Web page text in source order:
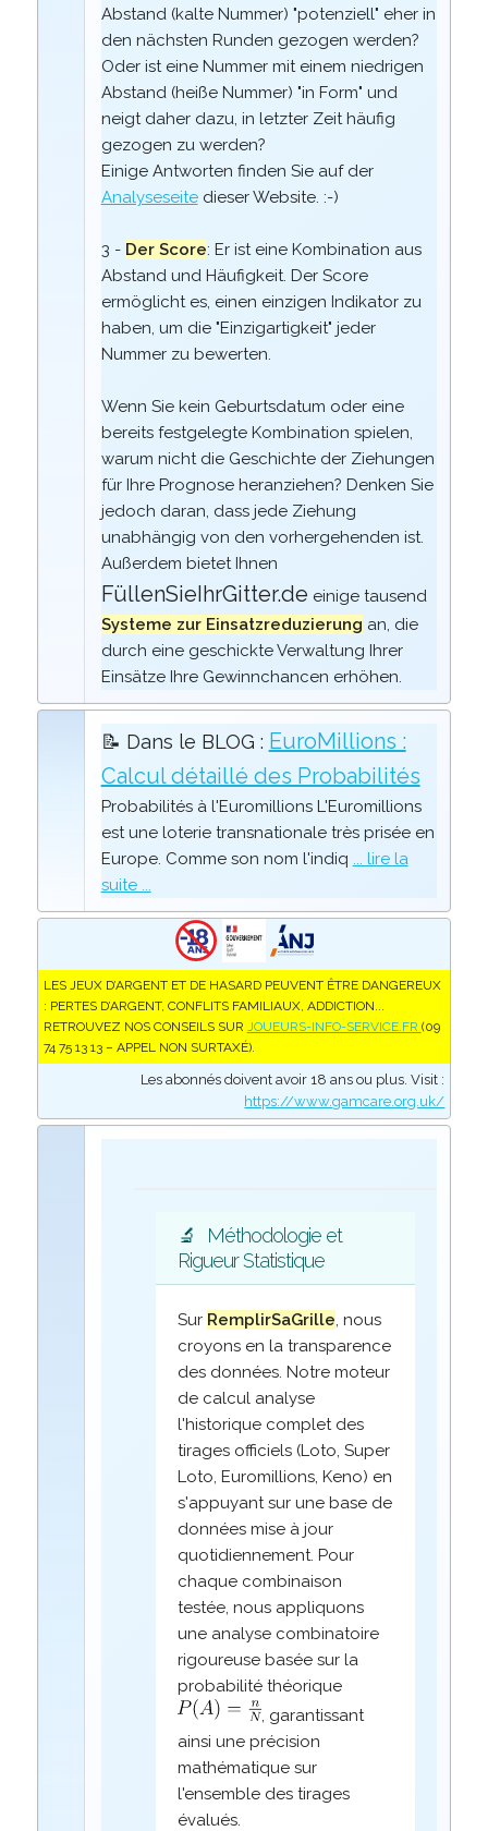
Abstand (kalte Nummer) "potenziell" eher in
den nächsten Runden gezogen werden?
Oder ist eine Nummer mit einem niedrigen
Abstand (heiße Nummer) "in Form" und
neigt daher dazu, in letzter Zeit häufig
gezogen zu werden?
Einige Antworten finden Sie auf der
Analyseseitedieser Website. :-)
3 - Der Score: Er ist eine Kombination aus
Abstand und Häufigkeit. Der Score
ermöglicht es, einen einzigen Indikator zu
haben, um die "Einzigartigkeit" jeder
Nummer zu bewerten.
Wenn Sie kein Geburtsdatum oder eine
bereits festgelegte Kombination spielen,
warum nicht die Geschichte der Ziehungen
für Ihre Prognose heranziehen? Denken Sie
jedoch daran, dass jede Ziehung
unabhängig von den vorhergehenden ist.
Außerdem bietet Ihnen
FüllenSieIhrGitter.de einige tausend
Systeme zur Einsatzreduzierung an, die
durch eine geschickte Verwaltung Ihrer
Einsätze Ihre Gewinnchancen erhöhen.
📝 Dans le BLOG : EuroMillions :
Calcul détaillé des Probabilités
Probabilités à l'Euromillions L'Euromillions
est une loterie transnationale très prisée en
Europe. Comme son nom l'indiq ... lire la
suite ...
LES JEUX D’ARGENT ET DE HASARD PEUVENT ÊTRE DANGEREUX
: PERTES D’ARGENT, CONFLITS FAMILIAUX, ADDICTION...
RETROUVEZ NOS CONSEILS SUR JOUEURS-INFO-SERVICE.FR (09
74 75 13 13 – APPEL NON SURTAXÉ).
Les abonnés doivent avoir 18 ans ou plus. Visit :
https://www.gamcare.org.uk/
🔬
Méthodologie et
Rigueur Statistique
Sur RemplirSaGrille, nous
croyons en la transparence
des données. Notre moteur
de calcul analyse
l'historique complet des
tirages officiels (Loto, Super
Loto, Euromillions, Keno) en
s'appuyant sur une base de
données mise à jour
quotidiennement. Pour
chaque combinaison
testée, nous appliquons
une analyse combinatoire
rigoureuse basée sur la
probabilité théorique
, garantissant
ainsi une précision
mathématique sur
l'ensemble des tirages
évalués.